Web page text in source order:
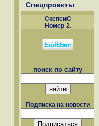
Спецпроекты
СкепсиС
Номер 2.
поиск по сайту
Подписка на новости